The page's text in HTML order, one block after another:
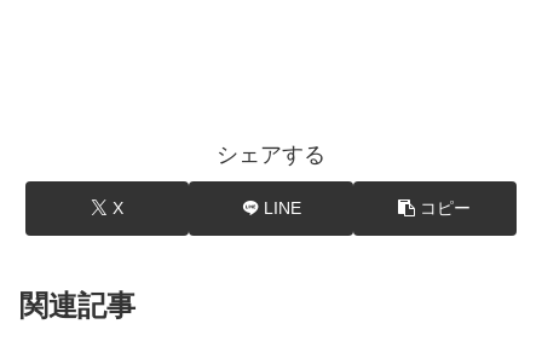
シェアする
X LINE コピー
関連記事